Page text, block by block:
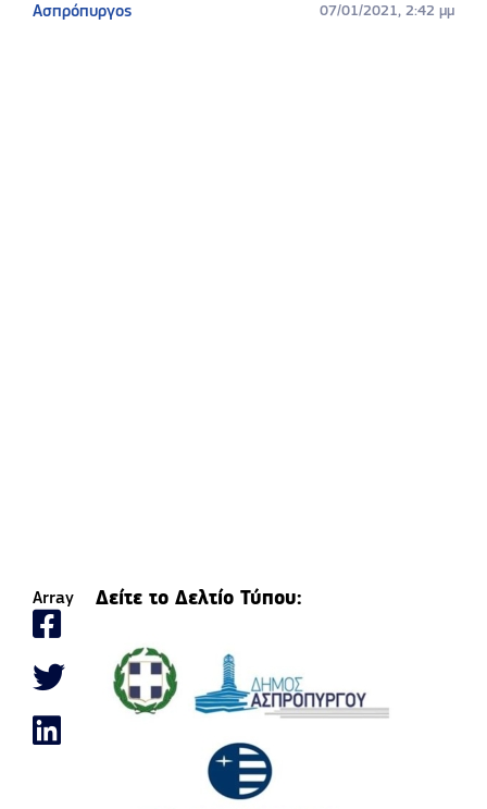
Ασπρόπυργος 07/01/2021, 2:42 μμ
Array Δείτε το Δελτίο Τύπου: